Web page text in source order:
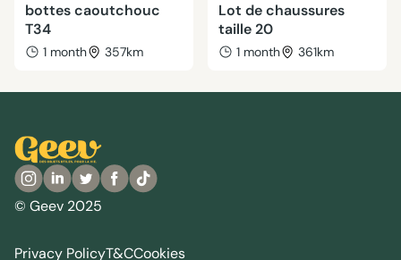
bottes caoutchouc
T34
1 month 357km
Lot de chaussures
taille 20
1 month 361km
© Geev 2025
Privacy PolicyT&CCookies